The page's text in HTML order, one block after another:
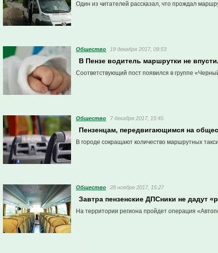
Один из читателей рассказал, что прождал
Общество 19 декабря 2017, 09:53
В Пензе водитель маршрутки не
Соответствующий пост появился в группе
Общество 7 декабря 2017, 15:45
Пензенцам, передвигающимся на
В городе сокращают количество маршрутных
Общество 28 ноября 2017, 15:27
Завтра пензенские ДПСники не дадут
На территории региона пройдет операция